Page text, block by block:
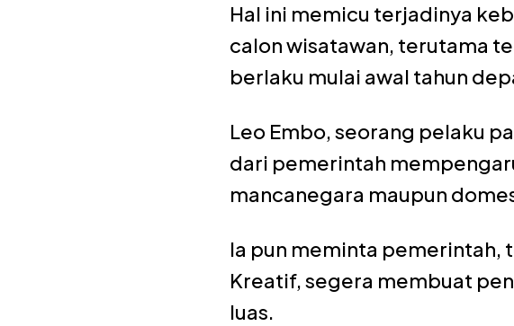
Hal ini memicu terjadinya
calon wisatawan, terutama
berlaku mulai awal tahun
Leo Embo, seorang pelaku
dari pemerintah
mancanegara maupun
Ia pun meminta pemerintah,
Kreatif, segera membuat
luas.